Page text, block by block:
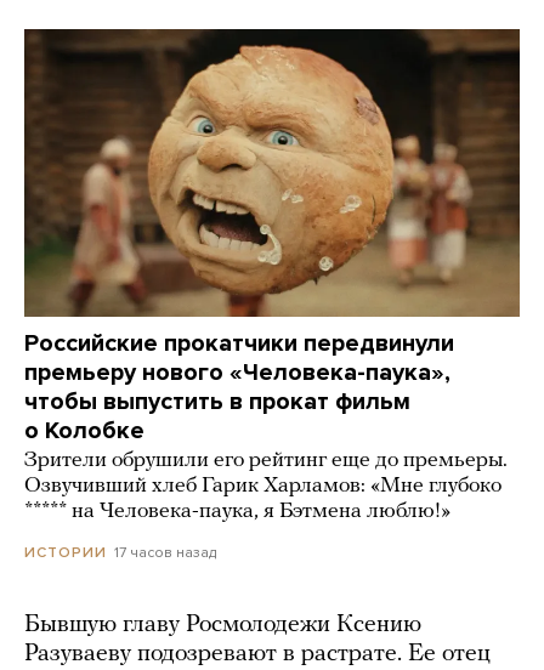
Российские прокатчики передвинули
премьеру нового «Человека-паука»,
чтобы выпустить в прокат фильм
о Колобке
Зрители обрушили его рейтинг еще до премьеры.
Озвучивший хлеб Гарик Харламов: «Мне глубоко
***** на Человека-паука, я Бэтмена люблю!»
ИСТОРИИ 17 часов назад
Бывшую главу Росмолодежи Ксению
Разуваеву подозревают в растрате. Ее отец